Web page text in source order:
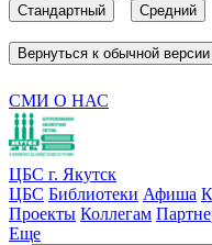
Стандартный Средний
Вернуться к обычной версии
СМИ О НАС
ЦБС г. Якутск
ЦБС Библиотеки Афиша
Проекты Коллегам
Еще